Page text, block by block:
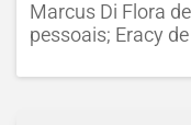
Marcus Di Flora
pessoais; Eracy